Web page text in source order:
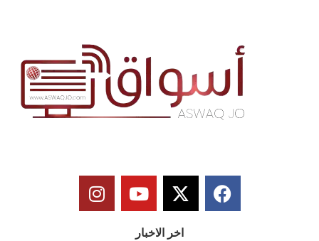
اخر الاخبار